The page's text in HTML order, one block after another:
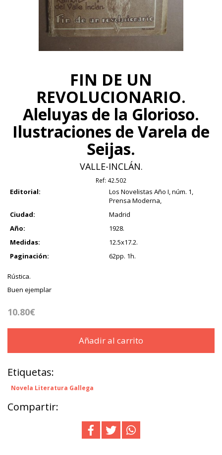
FIN DE UN
REVOLUCIONARIO.
Aleluyas de la Glorioso.
Ilustraciones de Varela de
Seijas.
VALLE-INCLÁN.
Ref: 42.502
Editorial:
Los Novelistas Año I, núm. 1,
Prensa Moderna,
Ciudad:
Madrid
Año:
1928.
Medidas:
12.5x17.2.
Paginación:
62pp. 1h.
Rústica.
Buen ejemplar
10.80€
Añadir al carrito
Etiquetas:
Novela Literatura Gallega
Compartir: